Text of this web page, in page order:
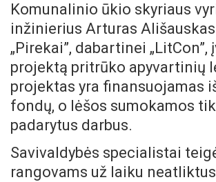
Komunalinio ūkio skyriaus
inžinierius Arturas
„Pirekai”, dabartinei „LitCon”,
projektą pritrūko apyvartinių
projektas yra finansuojamas
fondų, o lėšos sumokamos
padarytus darbus.
Savivaldybės specialistai
rangovams už laiku